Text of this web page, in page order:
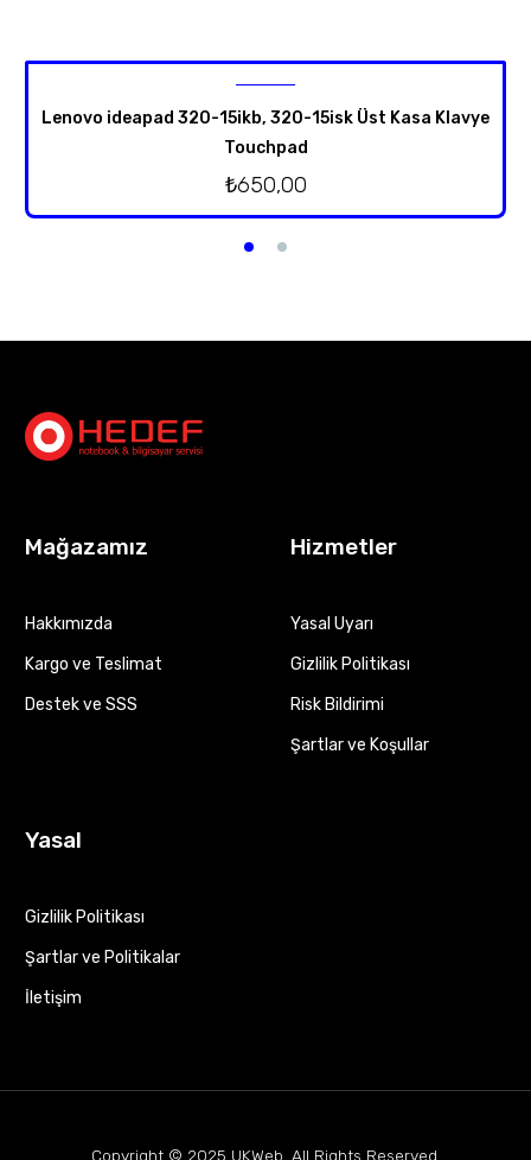
Lenovo ideapad 320-15ikb, 320-15isk Üst Kasa Klavye
Touchpad
₺650,00
Mağazamız
Hakkımızda
Kargo ve Teslimat
Destek ve SSS
Hizmetler
Yasal Uyarı
Gizlilik Politikası
Risk Bildirimi
Şartlar ve Koşullar
Yasal
Gizlilik Politikası
Şartlar ve Politikalar
İletişim
Copyright © 2025 UKWeb . All Rights Reserved.